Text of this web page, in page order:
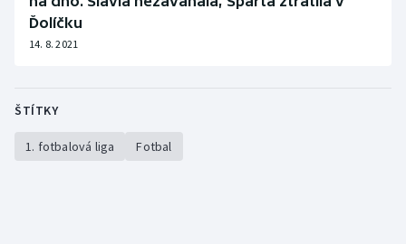
Ďolíčku
14. 8. 2021
ŠTÍTKY
1. fotbalová liga Fotbal